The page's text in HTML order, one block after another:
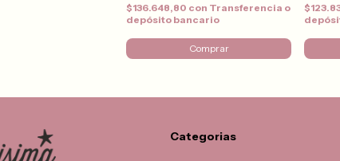
$136.648,80 con Transferencia o
depósito bancario
Comprar
Categorias